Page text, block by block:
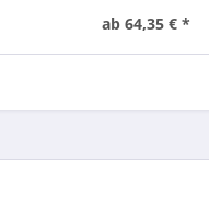
ab 64,35 € *